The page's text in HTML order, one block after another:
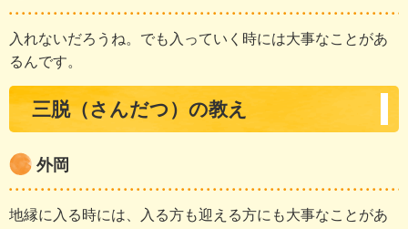
入れないだろうね。でも入っていく時には大事なことがあ
るんです。
三脱（さんだつ）の教え
外岡
地縁に入る時には、入る方も迎える方にも大事なことがあ